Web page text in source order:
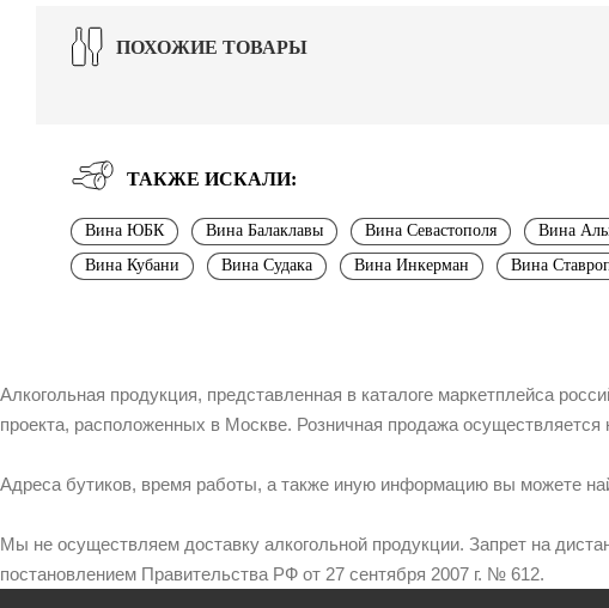
ПОХОЖИЕ ТОВАРЫ
ТАКЖЕ ИСКАЛИ:
Вина ЮБК Вина Балаклавы Вина Севастополя Вина
Вина Кубани
Вина Судака Вина Инкерман Вина
Алкогольная продукция, представленная в каталоге маркетплейса
проекта, расположенных в Москве. Розничная продажа
Адреса бутиков, время работы, а также иную информацию вы можете
Мы не осуществляем доставку алкогольной продукции. Запрет на
постановлением Правительства РФ от 27 сентября 2007 г. № 612.